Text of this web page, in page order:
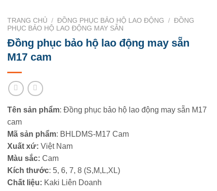
TRANG CHỦ / ĐỒNG PHỤC BẢO HỘ LAO ĐỘNG / ĐỒNG
PHỤC BẢO HỘ LAO ĐỘNG MAY SẴN
Đồng phục bảo hộ lao động may sẵn
M17 cam
Tên sản phẩm: Đồng phục bảo hộ lao động may sẵn M17
cam
Mã sản phẩm: BHLDMS-M17 Cam
Xuất xứ: Việt Nam
Màu sắc: Cam
Kích thước: 5, 6, 7, 8 (S,M,L,XL)
Chất liệu: Kaki Liên Doanh